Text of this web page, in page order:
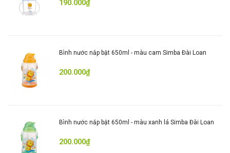
- In hình sư tử Simba màu cam đặc trưng trên bề
bắt mắt cho bé yêu nhà bạn.
- Gia tăng độ dày một cách hoàn hảo giúp tăng
cường khả năng giữ ấm cho bé, nhất là khi thời tiết
trạng bé làm xước da khi sử dụng móng tay.
GIỚI THIỆU SƠ LƯỢC
190.000₫
Bình nước nắp bật 650ml - màu cam Simba Đài Loan
200.000₫
Bình nước nắp bật 650ml - màu xanh lá Simba Đài Loan
200.000₫